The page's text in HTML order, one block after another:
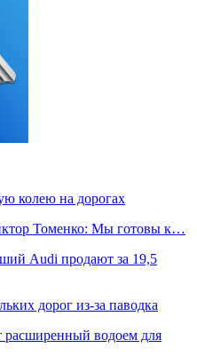
колею на дорогах
Томенко: Мы готовы к…
Audi продают за 19,5
дорог из-за паводка
расширенный водоем для